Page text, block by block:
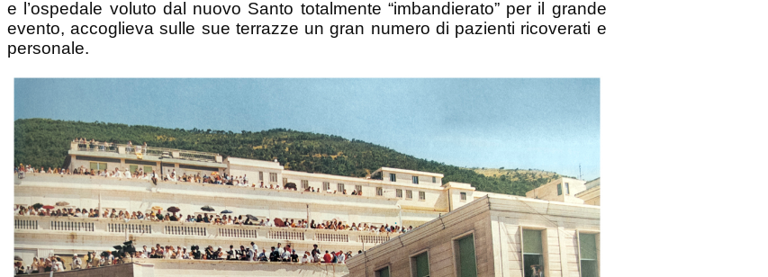
personale.